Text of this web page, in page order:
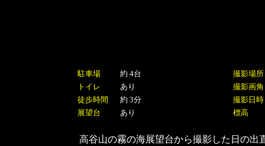
駐車場 約 4台
撮影場所
トイレ
あり
撮影画角
徒歩時間
約 3分
撮影日時
展望台
あり 標高
高谷山の霧の海展望台から撮影した日の出